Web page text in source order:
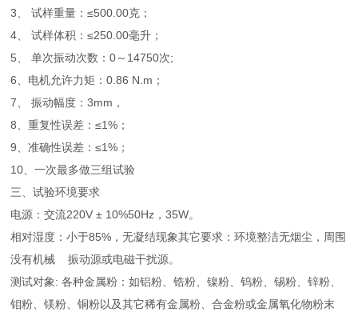
3、 试样重量：≤500.00克；
4、 试样体积：≤250.00毫升；
5、 单次振动次数：0～14750次;
6、电机允许力矩：0.86 N.m；
7、 振动幅度：3mm，
8、重复性误差：≤1%；
9、准确性误差：≤1%；
10、一次最多做三组试验
三、试验环境要求
电源：交流220V ± 10%50Hz，35W。
相对湿度：小于85%，无凝结现象其它要求：环境整洁无烟尘，周围
没有机械 振动源或电磁干扰源。
测试对象: 各种金属粉：如铝粉、锆粉、镍粉、钨粉、锡粉、锌粉、
钼粉、镁粉、铜粉以及其它稀有金属粉、合金粉或金属氧化物粉末